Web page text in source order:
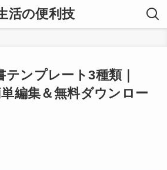
活の便利技
テンプレート3種類｜
編集＆無料ダウンロー